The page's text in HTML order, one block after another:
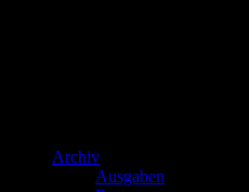
Archiv
Ausgaben